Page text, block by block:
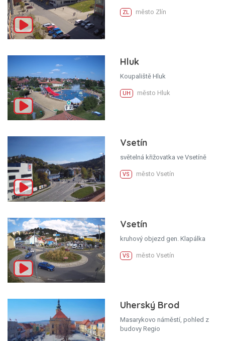
ZL město Zlín
Hluk
Koupaliště Hluk
UH město Hluk
Vsetín
světelná křižovatka ve Vsetíně
VS město Vsetín
Vsetín
kruhový objezd gen. Klapálka
VS město Vsetín
Uherský Brod
Masarykovo náměstí, pohled z
budovy Regio